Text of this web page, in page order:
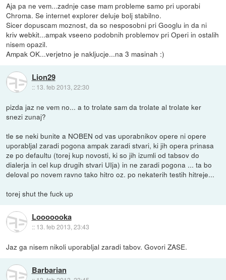
Aja pa ne vem...zadnje case mam probleme samo pri uporabi
Chroma. Se internet explorer deluje bolj stabilno.
Sicer dopuscam moznost, da so nesposobni pri Googlu in da ni
kriv webkit...ampak vseeno podobnih problemov pri Operi in ostalih
nisem opazil.
Ampak OK...verjetno je nakljucje...na 3 masinah :)
Lion29
:: 13. feb 2013, 22:30
pizda jaz ne vem no... a to trolate sam da trolate al trolate ker
snezi zunaj?
tle se neki bunite a NOBEN od vas uporabnikov opere ni opere
uporabljal zaradi pogona ampak zaradi stvari, ki jih opera prinasa
ze po defaultu (torej kup novosti, ki so jih izumli od tabsov do
dialerja in cel kup drugih stvari UIja) in ne zaradi pogona ... ta bo
deloval po novem ravno tako hitro oz. po nekaterih testih hitreje...
torej shut the fuck up
Looooooka
:: 13. feb 2013, 23:43
Jaz ga nisem nikoli uporabljal zaradi tabov. Govori ZASE.
Barbarian